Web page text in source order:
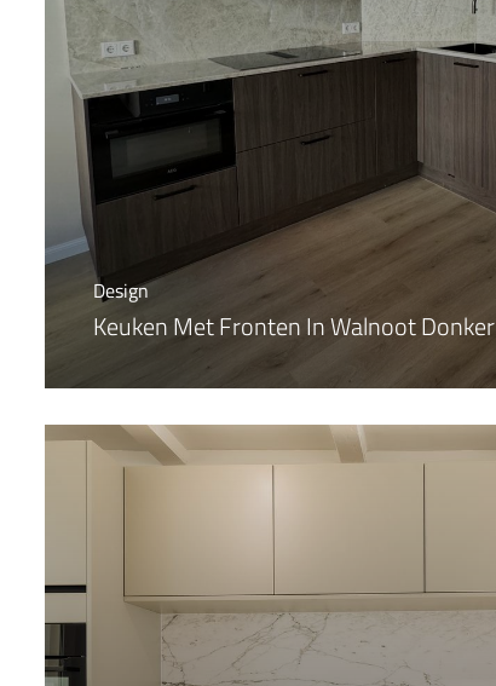
Design
Keuken Met Fronten In Walnoot Donker